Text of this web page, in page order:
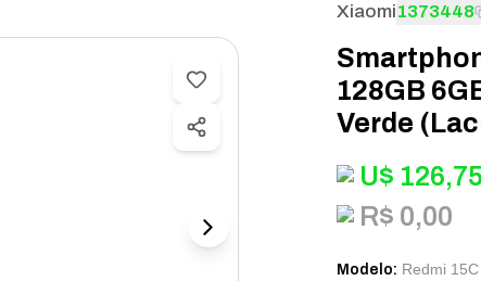
Xiaomi1373448
128GB
Verde
U$ 126,75
R$ 0,00
Modelo: Redmi 15C